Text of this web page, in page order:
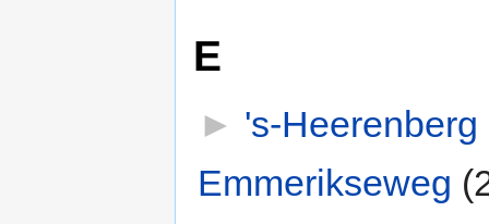
E
► 's-Heerenberg
Emmerikseweg